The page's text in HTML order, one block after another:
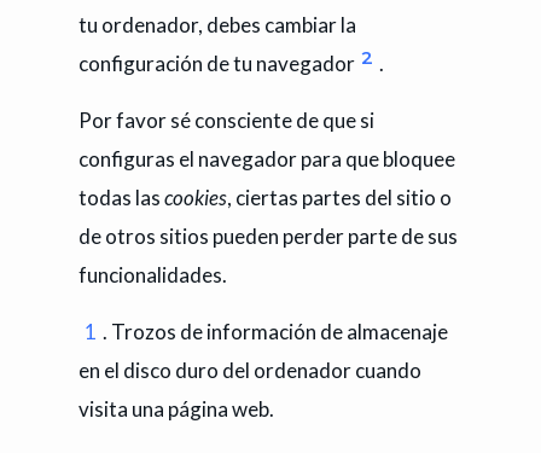
tu ordenador, debes cambiar la
configuración de tu navegador 2 .
Por favor sé consciente de que si
configuras el navegador para que bloquee
todas lascookies, ciertas partes del sitio o
de otros sitios pueden perder parte de sus
funcionalidades.
1 . Trozos de información de almacenaje
en el disco duro del ordenador cuando
visita una página web.